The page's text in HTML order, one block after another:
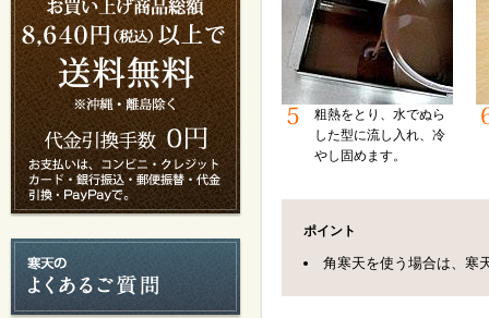
粗熱をとり、水でぬら
した型に流し入れ、冷
やし固めます。
ポイント
角寒天を使う場合は、寒